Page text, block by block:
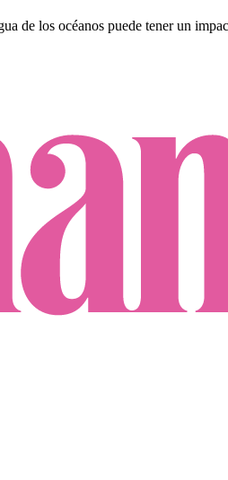
de los océanos puede tener un